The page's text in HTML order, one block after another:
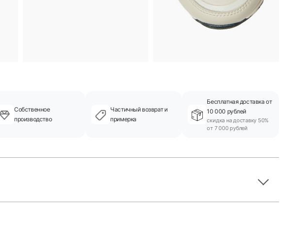
Собственное
производство
Частичный возврат и
примерка
Бесплатная доставка от
10 000 рублей
скидка на доставку 50%
от 7 000 рублей